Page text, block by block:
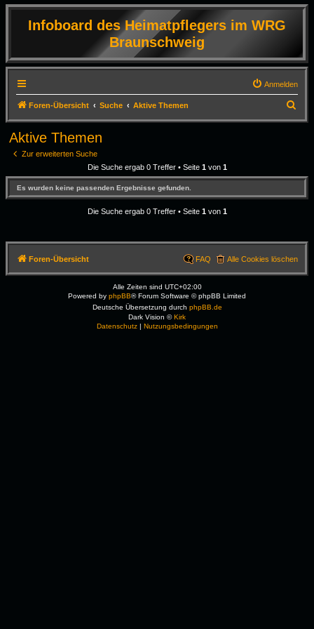
Infoboard des Heimatpflegers im WRG
Braunschweig
Anmelden
Foren-Übersicht Suche Aktive Themen
u
Aktive Themen
Zur erweiterten Suche
Die Suche ergab 0 Treffer • Seite 1von 1
Es wurden keine passenden Ergebnisse gefunden.
Die Suche ergab 0 Treffer • Seite 1von 1
Foren-Übersicht Alle Cookies löschen
FAQ
Alle Zeiten sind UTC+02:00
Powered by phpBB® Forum Software © phpBB Limited
Deutsche Übersetzung durch phpBB.de
Dark Vision ©Kirk
Datenschutz| Nutzungsbedingungen